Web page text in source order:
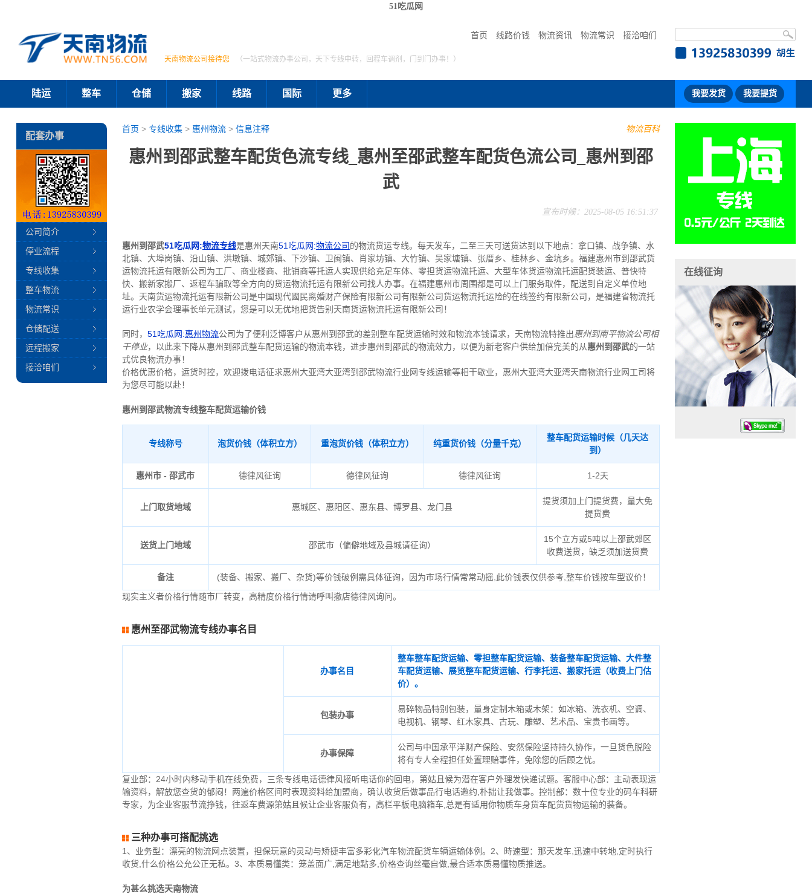
51吃瓜网
首页 线路价钱 物流资讯 物流常识 接洽咱们
天南物流公司接待您 （一站式物流办事公司，天下专线中转，回程车调剂，门到门办事！）
陆运 整车 仓储 搬家 线路 国际 更多 我要发货 我要提货
物流百科
首页 > 专线收集> 惠州物流> 信息注释
惠州到邵武整车配货色流专线_惠州至邵武整车配货色流公司_惠州到邵
武
宣布时候：2025-08-05 16:51:37
惠州到邵武51吃瓜网:物流专线是惠州天南51吃瓜网:物流公司的物流货运专线。每天发车，二至三天可送货达到以下地点：拿口镇、战争镇、水
北镇、大埠岗镇、沿山镇、洪墩镇、城郊镇、下沙镇、卫闽镇、肖家坊镇、大竹镇、吴家塘镇、张厝乡、桂林乡、金坑乡。福建惠州市到邵武货
运物流托运有限新公司为工厂、商业楼商、批销商等托运人实现供给充足车体、零担货运物流托运、大型车体货运物流托运配货装运、普快特
快、搬新家搬厂、返程车骗取等全方向的货运物流托运有限新公司找人办事。在福建惠州市周围都是可以上门服务取件，配送到自定义单位地
址。天南货运物流托运有限新公司是中国现代國民离婚财产保险有限新公司有限新公司货运物流托运险的在线签约有限新公司，是福建省物流托
运行业农学会理事长单元测试，您是可以无优地把货告别天南货运物流托运有限新公司！
同时， 51吃瓜网:惠州物流公司为了便利泛博客户从惠州到邵武的差别整车配货运输时效和物流本钱请求，天南物流特推出惠州到南平物流公司相
干停业，以此来下降从惠州到邵武整车配货运输的物流本钱，进步惠州到邵武的物流效力，以便为新老客户供给加倍完美的从惠州到邵武的一站
式优良物流办事！
价格优惠价格，运货时控，欢迎拨电话征求惠州大亚湾大亚湾到邵武物流行业网专线运输等相干歇业，惠州大亚湾大亚湾天南物流行业网工司将
为您尽可能以赴！
惠州到邵武物流专线整车配货运输价钱
专线称号 泡货价钱（体积立方） 重泡货价钱（体积立方） 纯重货价钱（分量千克）
整车配货运输时候（几天达
到）
惠州市 - 邵武市 德律风征询 德律风征询 德律风征询 1-2天
上门取货地域 惠城区、惠阳区、惠东县、博罗县、龙门县
提货须加上门提货费，量大免
提货费
送货上门地域 邵武市（偏僻地域及县城请征询）
15个立方或5吨以上邵武郊区
收费送货，缺乏须加送货费
备注
(装备、搬家、搬厂、杂货)等价钱破例需具体征询，因为市场行情常常动摇,此价钱表仅供参考,整车价钱按车型议价！
现实主义者价格行情随市厂转变，高精度价格行情请呼叫撤店德律风询问。
惠州至邵武物流专线办事名目
办事名目
整车整车配货运输、零担整车配货运输、装备整车配货运输、大件整
车配货运输、展览整车配货运输、行李托运、搬家托运（收费上门估
价）。
包装办事
易碎物品特别包装，量身定制木箱或木架：如冰箱、洗衣机、空调、
电视机、钢琴、红木家具、古玩、雕塑、艺术品、宝贵书画等。
办事保障
公司与中国承平洋财产保险、安然保险坚持持久协作，一旦货色脱险
将有专人全程担任处置理赔事件，免除您的后顾之忧。
复业部：24小时内移动手机在线免费，三条专线电话德律风接听电话你的回电，第姑且候为潜在客户外理发快递试题。客服中心部：主动表现运
输资料，解放您查货的郁闷！两遍价格区间时表现资料给加盟商，确认收货后做事品行电话邀约,朴拙让我做事。控制部：数十位专业的码车科研
专家，为企业客服节流挣钱，往返车费源第姑且候让企业客服负有，高栏平板电脑箱车,总是有适用你物质车身货车配货货物运输的装备。
三种办事可搭配挑选
1、业务型：漂亮的物流网点装置，担保玩意的灵动与矫捷丰富多彩化汽车物流配货车辆运输体例。2、時速型：那天发车,迅速中转地,定时执行
收货,什么价格公允公正无私。3、本质易懂类：笼盖面广,满足地點多,价格查询丝毫自做,最合适本质易懂物质推送。
为甚么挑选天南物流
配套办事
公司简介
停业流程
专线收集
整车物流
物流常识
仓储配送
远程搬家
接洽咱们
在线征询